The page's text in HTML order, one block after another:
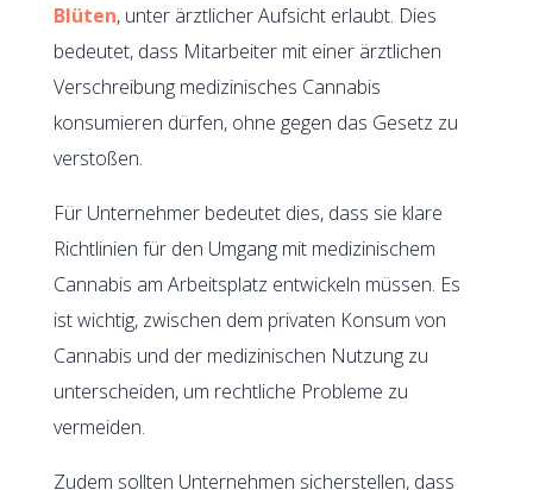
Blüten, unter ärztlicher Aufsicht erlaubt. Dies
bedeutet, dass Mitarbeiter mit einer ärztlichen
Verschreibung medizinisches Cannabis
konsumieren dürfen, ohne gegen das Gesetz zu
verstoßen.
Für Unternehmer bedeutet dies, dass sie klare
Richtlinien für den Umgang mit medizinischem
Cannabis am Arbeitsplatz entwickeln müssen. Es
ist wichtig, zwischen dem privaten Konsum von
Cannabis und der medizinischen Nutzung zu
unterscheiden, um rechtliche Probleme zu
vermeiden.
Zudem sollten Unternehmen sicherstellen, dass